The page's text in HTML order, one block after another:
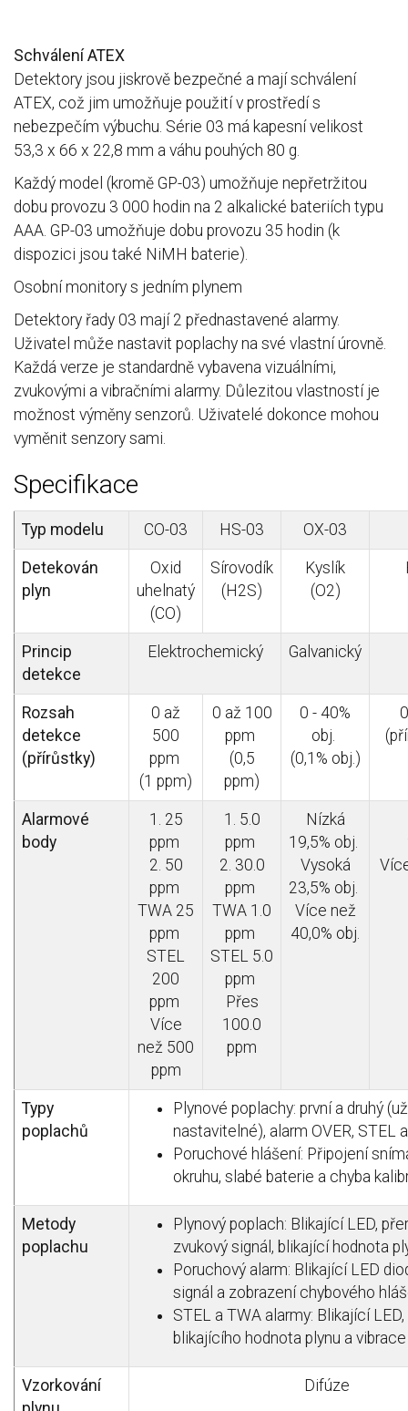
Schválení ATEX
Detektory jsou jiskrově bezpečné a mají schválení
ATEX, což jim umožňuje použití v prostředí s
nebezpečím výbuchu. Série 03 má kapesní velikost
53,3 x 66 x 22,8 mm a váhu pouhých 80 g.
Každý model (kromě GP-03) umožňuje nepřetržitou
dobu provozu 3 000 hodin na 2 alkalické bateriích typu
AAA. GP-03 umožňuje dobu provozu 35 hodin (k
dispozici jsou také NiMH baterie).
Osobní monitory s jedním plynem
Detektory řady 03 mají 2 přednastavené alarmy.
Uživatel může nastavit poplachy na své vlastní úrovně.
Každá verze je standardně vybavena vizuálními,
zvukovými a vibračními alarmy. Důlezitou vlastností je
možnost výměny senzorů. Uživatelé dokonce mohou
vyměnit senzory sami.
Specifikace
Typ modelu CO-03 HS-03 OX-03
Detekován
plyn
Oxid
uhelnatý
(CO)
Sírovodík
(H2S)
Kyslík
(O2)
Princip
detekce
Elektrochemický Galvanický
Rozsah
detekce
(přírůstky)
0 až
500
ppm
(1 ppm)
0 až 100
ppm
(0,5
ppm)
0 - 40%
obj.
(0,1% obj.)
Alarmové
body
1. 25
ppm
2. 50
ppm
TWA 25
ppm
STEL
200
ppm
Více
než 500
ppm
1. 5.0
ppm
2. 30.0
ppm
TWA 1.0
ppm
STEL 5.0
ppm
Přes
100.0
ppm
Nízká
19,5% obj.
Vysoká
23,5% obj.
Více než
40,0% obj.
Typy
poplachů
Plynové poplachy: první a druhý
nastavitelné), alarm OVER, STEL
Poruchové hlášení: Připojení
okruhu, slabé baterie a chyba
Metody
poplachu
Plynový poplach: Blikající LED,
zvukový signál, blikající hodnota
Poruchový alarm: Blikající LED
signál a zobrazení chybového
STEL a TWA alarmy: Blikající
blikajícího hodnota plynu a vibrace
Vzorkování
Difúze